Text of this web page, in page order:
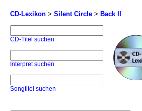
CD-Lexikon > Silent Circle > Back II
CD-Titel suchen
Interpret suchen
Songtitel suchen